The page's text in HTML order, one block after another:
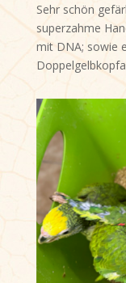
Sehr schön
superzahme
mit DNA; sowie